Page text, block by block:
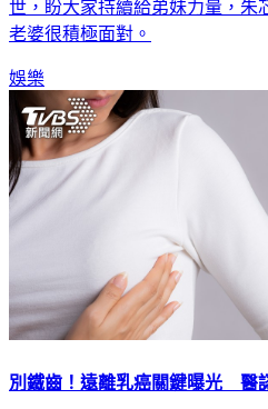
世，盼大家持續給弟妹力量，朱
老婆很積極面對。
娛樂
別鐵齒！遠離乳癌關鍵曝光 醫